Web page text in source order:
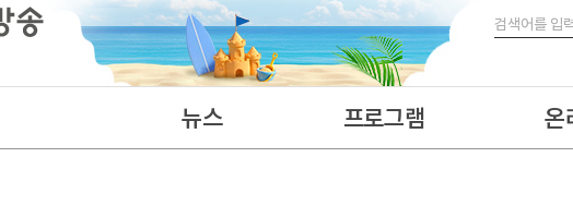
검색
뉴스 프로그램 온